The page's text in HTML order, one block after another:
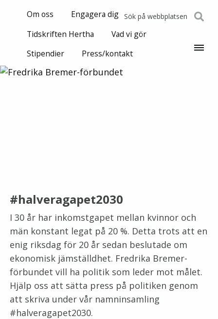
Sök
efter:
Om oss
Engagera dig
Tidskriften Hertha
Vad vi gör
Stipendier
Press/kontakt
#halveragapet2030
I 30 år har inkomstgapet mellan kvinnor och
män konstant legat på 20 %. Detta trots att en
enig riksdag för 20 år sedan beslutade om
ekonomisk jämställdhet. Fredrika Bremer-
förbundet vill ha politik som leder mot målet.
Hjälp oss att sätta press på politiken genom
att skriva under vår namninsamling
#halveragapet2030.